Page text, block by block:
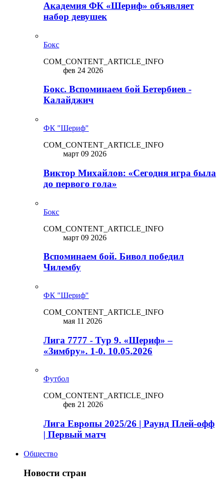
Академия ФК «Шериф» объявляет
набор девушек
Бокс
COM_CONTENT_ARTICLE_INFO
фев 24 2026
Бокс. Вспоминаем бой Бетербиев -
Калайджич
ФК "Шериф"
COM_CONTENT_ARTICLE_INFO
март 09 2026
Виктор Михайлов: «Сегодня игра была
до первого гола»
Бокс
COM_CONTENT_ARTICLE_INFO
март 09 2026
Вспоминаем бой. Бивол победил
Чилембу
ФК "Шериф"
COM_CONTENT_ARTICLE_INFO
мая 11 2026
Лига 7777 - Тур 9. «Шериф» –
«Зимбру». 1-0. 10.05.2026
Футбол
COM_CONTENT_ARTICLE_INFO
фев 21 2026
Лига Европы 2025/26 | Раунд Плей-офф
| Первый матч
Общество
Новости стран